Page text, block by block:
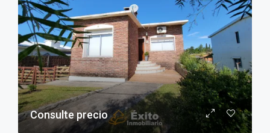
Consulte precio